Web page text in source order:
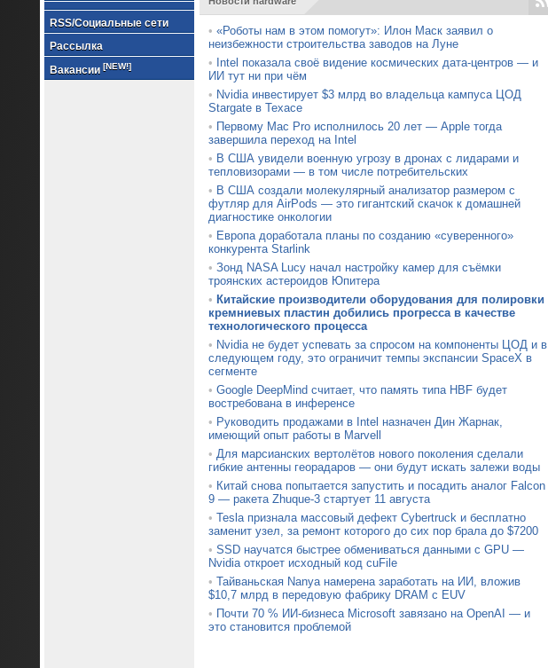
RSS/Социальные сети
Рассылка
Вакансии [NEW!]
• «Роботы нам в этом помогут»: Илон Маск заявил о
неизбежности строительства заводов на Луне
• Intel показала своё видение космических дата-центров — и
ИИ тут ни при чём
• Nvidia инвестирует $3 млрд во владельца кампуса ЦОД
Stargate в Техасе
• Первому Mac Pro исполнилось 20 лет — Apple тогда
завершила переход на Intel
• В США увидели военную угрозу в дронах с лидарами и
тепловизорами — в том числе потребительских
• В США создали молекулярный анализатор размером с
футляр для AirPods — это гигантский скачок к домашней
диагностике онкологии
• Европа доработала планы по созданию «суверенного»
конкурента Starlink
• Зонд NASA Lucy начал настройку камер для съёмки
троянских астероидов Юпитера
• Китайские производители оборудования для полировки
кремниевых пластин добились прогресса в качестве
технологического процесса
• Nvidia не будет успевать за спросом на компоненты ЦОД и в
следующем году, это ограничит темпы экспансии SpaceX в
сегменте
• Google DeepMind считает, что память типа HBF будет
востребована в инференсе
• Руководить продажами в Intel назначен Дин Жарнак,
имеющий опыт работы в Marvell
• Для марсианских вертолётов нового поколения сделали
гибкие антенны георадаров — они будут искать залежи воды
• Китай снова попытается запустить и посадить аналог Falcon
9 — ракета Zhuque-3 стартует 11 августа
• Tesla признала массовый дефект Cybertruck и бесплатно
заменит узел, за ремонт которого до сих пор брала до $7200
• SSD научатся быстрее обмениваться данными с GPU —
Nvidia откроет исходный код cuFile
• Тайваньская Nanya намерена заработать на ИИ, вложив
$10,7 млрд в передовую фабрику DRAM с EUV
• Почти 70 % ИИ-бизнеса Microsoft завязано на OpenAI — и
это становится проблемой